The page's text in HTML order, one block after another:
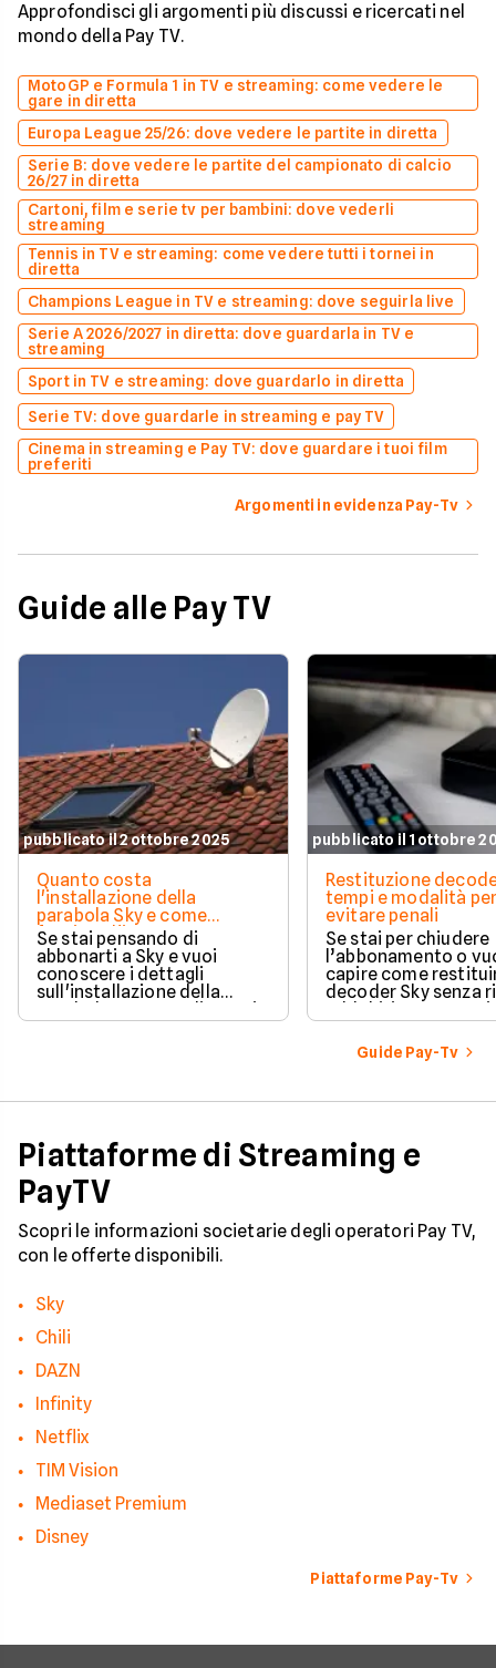
Approfondisci gli argomenti più discussi e ricercati nel
mondo della Pay TV.
MotoGP e Formula 1 in TV e streaming: come vedere le
gare in diretta
Europa League 25/26: dove vedere le partite in diretta
Serie B: dove vedere le partite del campionato di calcio
26/27 in diretta
Cartoni, film e serie tv per bambini: dove vederli
streaming
Tennis in TV e streaming: come vedere tutti i tornei in
diretta
Champions League in TV e streaming: dove seguirla live
Serie A 2026/2027 in diretta: dove guardarla in TV e
streaming
Sport in TV e streaming: dove guardarlo in diretta
Serie TV: dove guardarle in streaming e pay TV
Cinema in streaming e Pay TV: dove guardare i tuoi film
preferiti
Argomenti in evidenza Pay-Tv
Guide alle Pay TV
pubblicato il 2 ottobre 2025
Quanto costa
l'installazione della
parabola Sky e come
funziona l'intervento
Se stai pensando di
abbonarti a Sky e vuoi
conoscere i dettagli
sull'installazione della
costi associati
pubblicato il 1 ottobre
Restituzione
tempi e modalità
evitare penali
Se stai per chiudere
l’abbonamento o
capire come
decoder Sky senza
porta passo dopo
Guide Pay-Tv
Piattaforme di Streaming e
PayTV
Scopri le informazioni societarie degli operatori Pay TV,
con le offerte disponibili.
Sky
Chili
DAZN
Infinity
Netflix
TIM Vision
Mediaset Premium
Disney
Piattaforme Pay-Tv